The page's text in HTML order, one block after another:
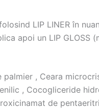
LIP LINER în
apoi un LIP GLOSS
palmier , Ceara
, Cocogliceride
de